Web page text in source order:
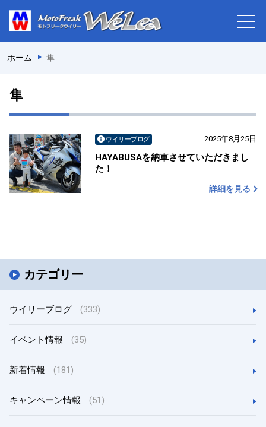
ホーム 隼
カテゴリー
ウイリーブログ (333)
イベント情報 (35)
新着情報 (181)
キャンペーン情報 (51)
隼
ウイリーブログ 2025年8月25日
HAYABUSAを納車させていただきまし
た！
詳細を見る